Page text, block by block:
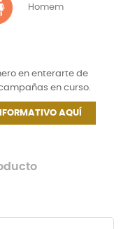
Homem
en enterarte de
en curso.
AQUÍ